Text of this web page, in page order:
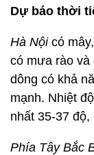
Dự báo thời
Hà Nộicó
có mưa rào và
dông có khả
mạnh. Nhiệt
nhất 35-37
Phía Tây Bắc